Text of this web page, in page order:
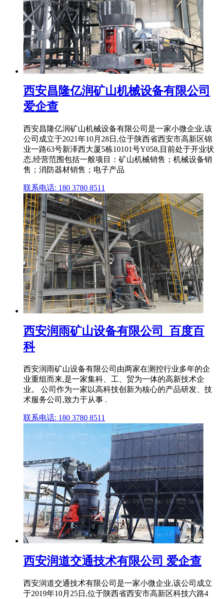
西安昌隆亿润矿山机械设备有限公司
爱企查
西安昌隆亿润矿山机械设备有限公司是一家小微企业,该
公司成立于2021年10月28日,位于陕西省西安市高新区锦
业一路63号新泽西大厦5栋10101号Y058,目前处于开业状
态,经营范围包括一般项目：矿山机械销售；机械设备销
售；消防器材销售；电子产品
联系电话: 180 3780 8511
西安润雨矿山设备有限公司_百度百
科
西安润雨矿山设备有限公司由两家在测控行业多年的企
业重组而来,是一家集科、工、贸为一体的高新技术企
业。 公司作为一家以高科技创新为核心的产品研发、技
术服务公司,致力于从事 .
联系电话: 180 3780 8511
西安润道交通技术有限公司 爱企查
西安润道交通技术有限公司是一家小微企业,该公司成立
于2019年10月25日,位于陕西省西安市高新区科技六路4